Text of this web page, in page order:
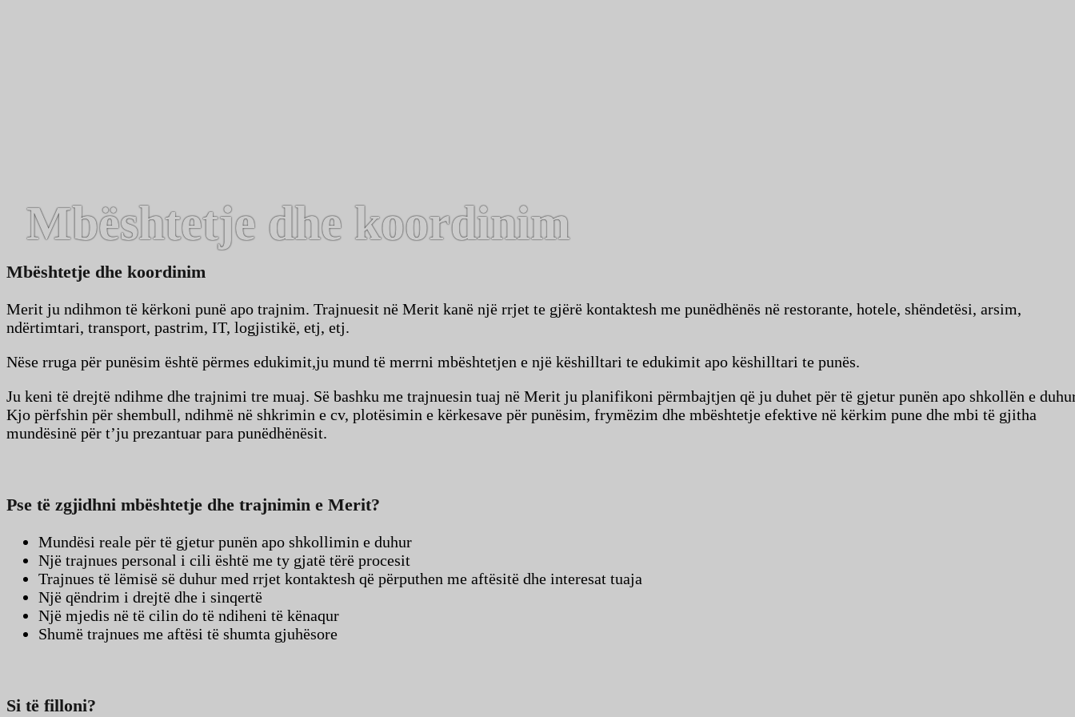
Mbështetje dhe koordinim
Mbështetje dhe koordinim
Merit ju ndihmon të kërkoni punë apo trajnim. Trajnuesit në Merit kanë një rrjet te gjërë kontaktesh me punëdhënës në restorante, hotele, shëndetësi, arsim,
ndërtimtari, transport, pastrim, IT, logjistikë, etj, etj.
Nëse rruga për punësim është përmes edukimit,ju mund të merrni mbështetjen e një këshilltari te edukimit apo këshilltari te punës.
Ju keni të drejtë ndihme dhe trajnimi tre muaj. Së bashku me trajnuesin tuaj në Merit ju planifikoni përmbajtjen që ju duhet për të gjetur punën apo shkollën e
Kjo përfshin për shembull, ndihmë në shkrimin e cv, plotësimin e kërkesave për punësim, frymëzim dhe mbështetje efektive në kërkim pune dhe mbi të gjitha
mundësinë për t’ju prezantuar para punëdhënësit.
Pse të zgjidhni mbështetje dhe trajnimin e Merit?
Mundësi reale për të gjetur punën apo shkollimin e duhur
Një trajnues personal i cili është me ty gjatë tërë procesit
Trajnues të lëmisë së duhur med rrjet kontaktesh që përputhen me aftësitë dhe interesat tuaja
Një qëndrim i drejtë dhe i sinqertë
Një mjedis në të cilin do të ndiheni të kënaqur
Shumë trajnues me aftësi të shumta gjuhësore
Si të filloni?